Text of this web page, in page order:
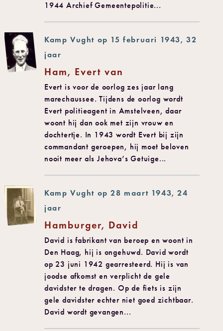
1944 Archief Gemeentepolitie...
Kamp Vught op 15 februari 1943, 32
jaar
Ham, Evert van
Evert is voor de oorlog zes jaar lang
marechaussee. Tijdens de oorlog wordt
Evert politieagent in Amstelveen, daar
woont hij dan ook met zijn vrouw en
dochtertje. In 1943 wordt Evert bij zijn
commandant geroepen, hij moet beloven
nooit meer als Jehova’s Getuige...
Kamp Vught op 28 maart 1943, 24
jaar
Hamburger, David
David is fabrikant van beroep en woont in
Den Haag, hij is ongehuwd. David wordt
op 23 juni 1942 gearresteerd. Hij is van
joodse afkomst en verplicht de gele
davidster te dragen. Op de fiets is zijn
gele davidster echter niet goed zichtbaar.
David wordt gevangen...